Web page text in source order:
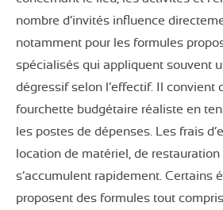
nombre d’invités influence
notamment pour les formules
spécialisés qui appliquent souvent
dégressif selon l’effectif. Il convient
fourchette budgétaire réaliste en
les postes de dépenses. Les frais
location de matériel, de
s’accumulent rapidement. Certains
proposent des formules tout